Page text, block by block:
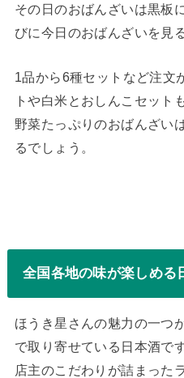
その日のおばんざいは黒板
びに今日のおばんざいを見
1品から6種セットなど注文
トや白米とおしんこセット
野菜たっぷりのおばんざい
るでしょう。
全国各地の味が楽しめる
ほうき星さんの魅力の一つ
で取り寄せている日本酒です
店主のこだわりが詰まった